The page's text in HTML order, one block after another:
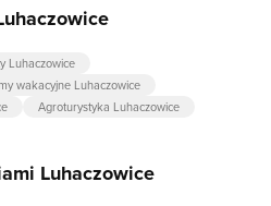
Luhaczowice
wakacyjne Luhaczowice
Agroturystyka Luhaczowice
Luhaczowice